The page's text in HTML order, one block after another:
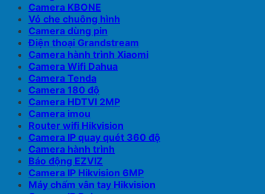
Camera KBONE
Vỏ che chuông hình
Camera dùng pin
Điện thoại Grandstream
Camera hành trình Xiaomi
Camera Wifi Dahua
Camera Tenda
Camera 180 độ
Camera HDTVI 2MP
Camera imou
Router wifi Hikvision
Camera IP quay quét 360 độ
Camera hành trình
Báo động EZVIZ
Camera IP Hikvision 6MP
Máy chấm vân tay Hikvision